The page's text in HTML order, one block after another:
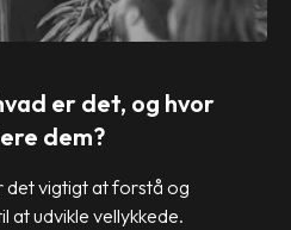
er det, og hvor
dem?
det vigtigt at forstå og
at udvikle vellykkede.